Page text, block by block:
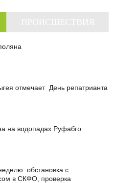
отмечает День репатрианта
на водопадах Руфабго
обстановка с
в СКФО, проверка